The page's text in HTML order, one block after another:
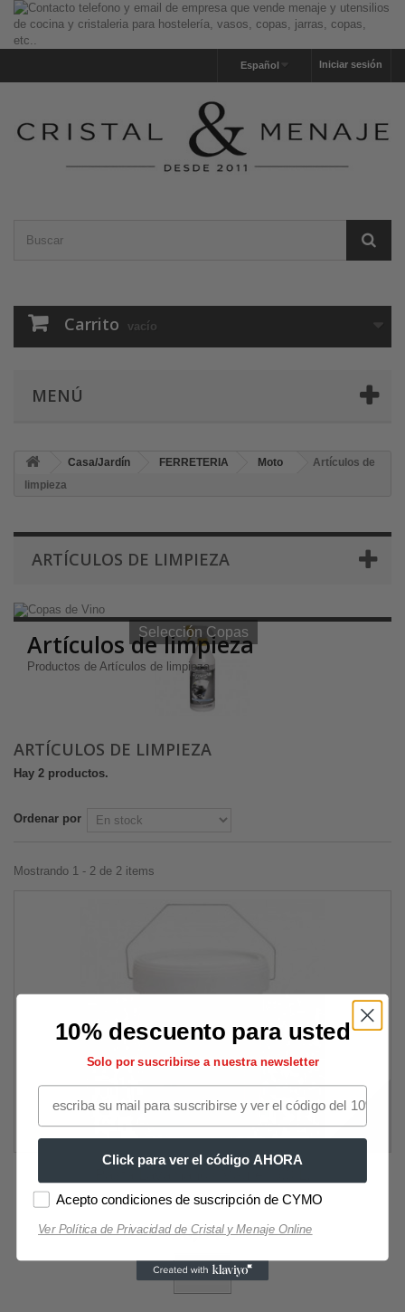
Iniciar sesión
Español
Carrito vacío
MENÚ
Casa/Jardín FERRETERIA Moto
Artículos de
limpieza
ARTÍCULOS DE LIMPIEZA
Selección Copas de Vino y Champagne
Selección Copas
Artículos de limpieza
Productos de Artículos de limpieza
ARTÍCULOS DE LIMPIEZA
Hay 2 productos.
Ordenar por
Mostrando 1 - 2 de 2 items
20,84 €
Más
10% descuento para usted
Solo por suscribirse a nuestra newsletter
Click para ver el código AHORA
Acepto condiciones de suscripción de CYMO
Ver Política de Privacidad de Cristal y Menaje Online